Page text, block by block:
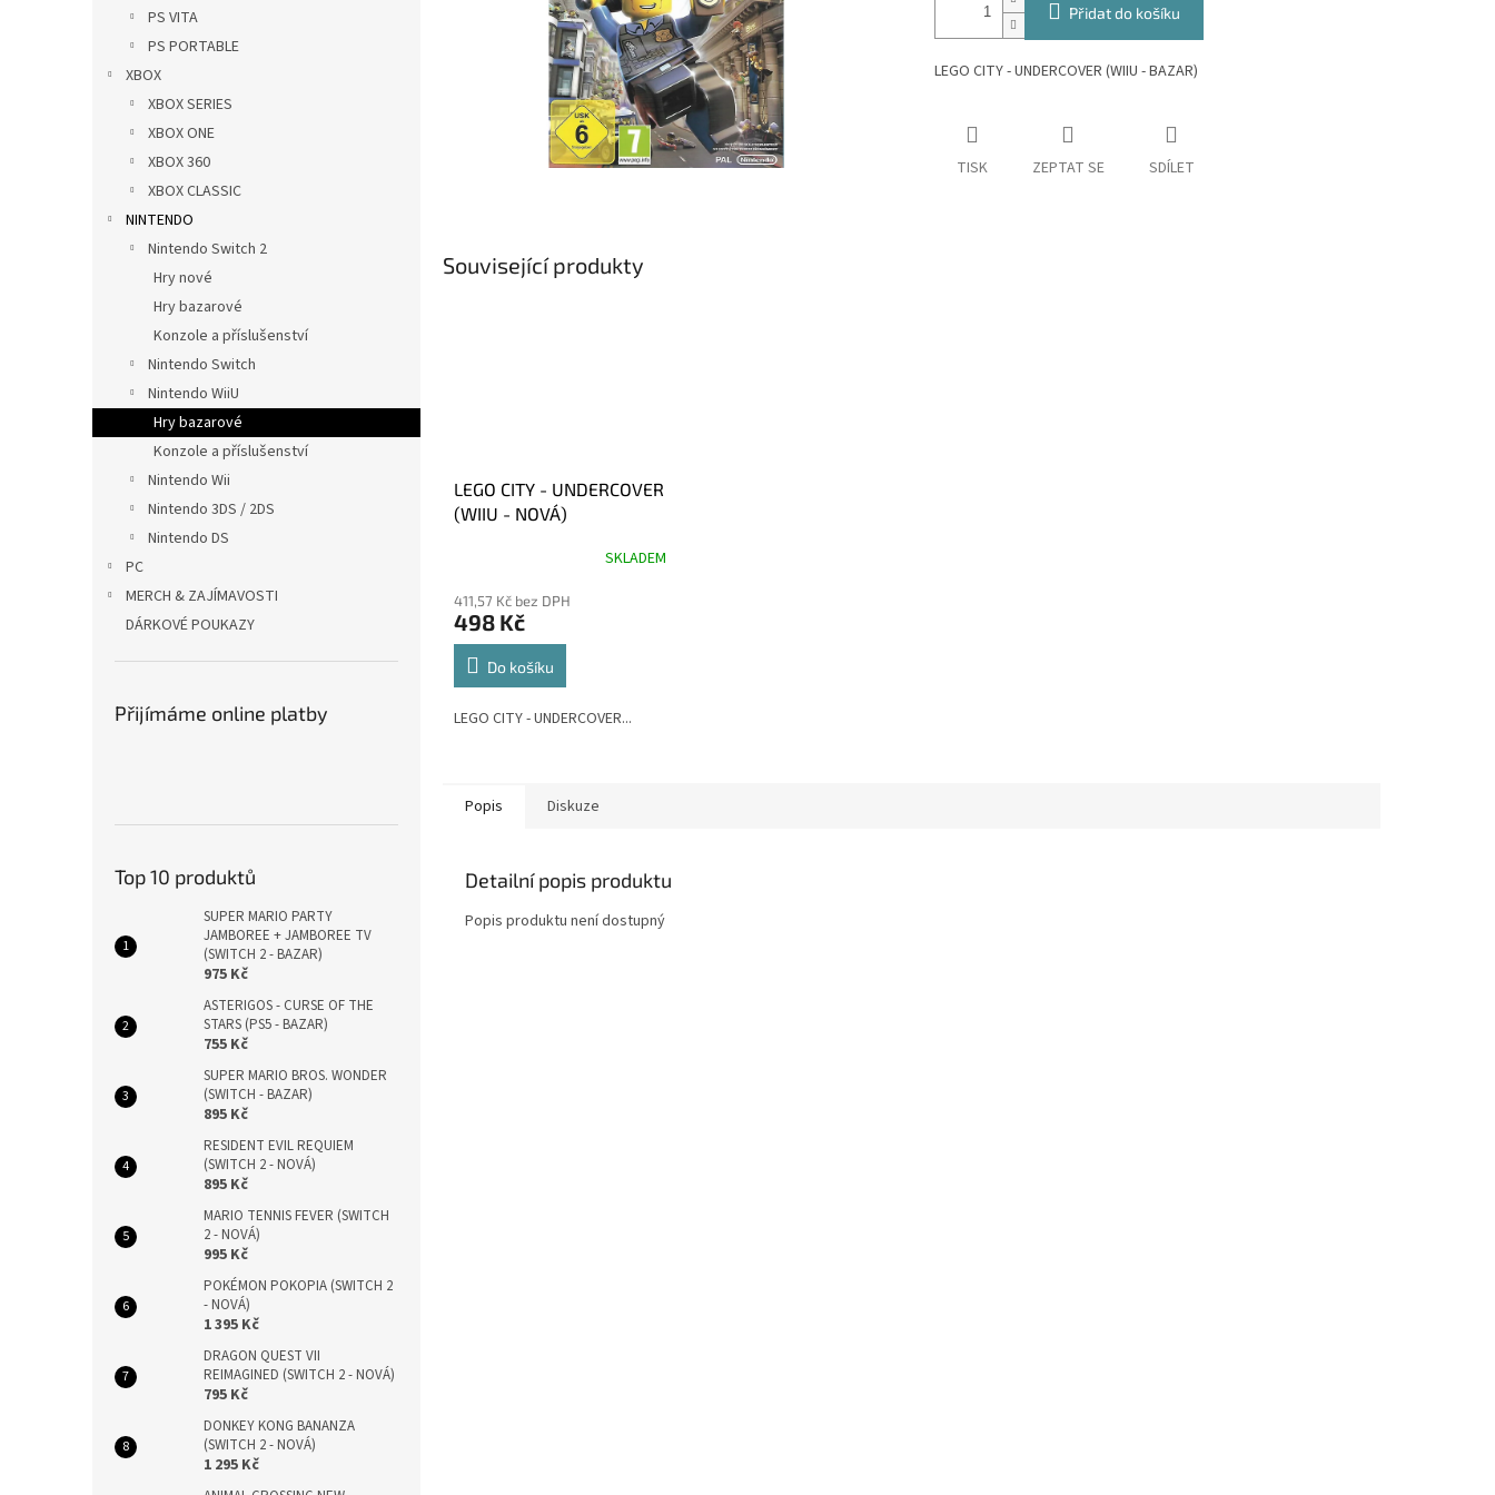
PS VITA
PS PORTABLE
XBOX
XBOX SERIES
XBOX ONE
XBOX 360
XBOX CLASSIC
NINTENDO
Nintendo Switch 2
Hry nové
Hry bazarové
Konzole a příslušenství
Nintendo Switch
Nintendo WiiU
Hry bazarové
Konzole a příslušenství
Nintendo Wii
Nintendo 3DS / 2DS
Nintendo DS
PC
MERCH & ZAJÍMAVOSTI
DÁRKOVÉ POUKAZY
Přijímáme online platby
Top 10 produktů
SUPER MARIO PARTY
JAMBOREE + JAMBOREE TV
(SWITCH 2 - BAZAR)
975 Kč
ASTERIGOS - CURSE OF THE
STARS (PS5 - BAZAR)
755 Kč
SUPER MARIO BROS. WONDER
(SWITCH - BAZAR)
895 Kč
RESIDENT EVIL REQUIEM
(SWITCH 2 - NOVÁ)
895 Kč
MARIO TENNIS FEVER (SWITCH
2 - NOVÁ)
995 Kč
POKÉMON POKOPIA (SWITCH 2
- NOVÁ)
1 395 Kč
DRAGON QUEST VII
REIMAGINED (SWITCH 2 - NOVÁ)
795 Kč
DONKEY KONG BANANZA
(SWITCH 2 - NOVÁ)
1 295 Kč
Přidat do košíku
LEGO CITY - UNDERCOVER (WIIU - BAZAR)
TISK ZEPTAT SE SDÍLET
Související produkty
LEGO CITY - UNDERCOVER
(WIIU - NOVÁ)
SKLADEM
411,57 Kč bez DPH
498 Kč
Do košíku
LEGO CITY - UNDERCOVER...
Popis Diskuze
Detailní popis produktu
Popis produktu není dostupný